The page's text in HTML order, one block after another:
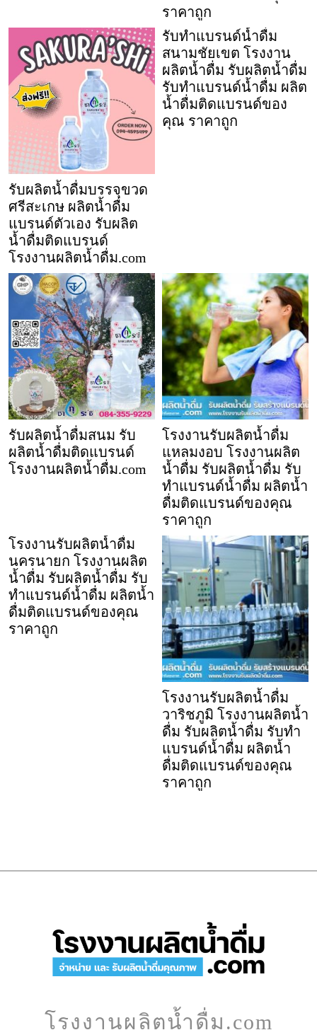
ราคาถูก
รับผลิตน้ำดื่มบรรจุขวด
ศรีสะเกษ ผลิตน้ำดื่ม
แบรนด์ตัวเอง รับผลิต
น้ำดื่มติดแบรนด์
โรงงานผลิตน้ำดื่ม.com
รับทำแบรนด์น้ำดื่ม
สนามชัยเขต โรงงาน
ผลิตน้ำดื่ม รับผลิตน้ำดื่ม
รับทำแบรนด์น้ำดื่ม ผลิต
น้ำดื่มติดแบรนด์ของ
คุณ ราคาถูก
รับผลิตน้ำดื่มสนม รับ
ผลิตน้ำดื่มติดแบรนด์
โรงงานผลิตน้ำดื่ม.com
โรงงานรับผลิตน้ำดื่ม
แหลมงอบ โรงงานผลิต
น้ำดื่ม รับผลิตน้ำดื่ม รับ
ทำแบรนด์น้ำดื่ม ผลิตน้ำ
ดื่มติดแบรนด์ของคุณ
ราคาถูก
โรงงานรับผลิตน้ำดื่ม
นครนายก โรงงานผลิต
น้ำดื่ม รับผลิตน้ำดื่ม รับ
ทำแบรนด์น้ำดื่ม ผลิตน้ำ
ดื่มติดแบรนด์ของคุณ
ราคาถูก
โรงงานรับผลิตน้ำดื่ม
วาริชภูมิ โรงงานผลิตน้ำ
ดื่ม รับผลิตน้ำดื่ม รับทำ
แบรนด์น้ำดื่ม ผลิตน้ำ
ดื่มติดแบรนด์ของคุณ
ราคาถูก
โรงงานผลิตน้ำดื่ม.com